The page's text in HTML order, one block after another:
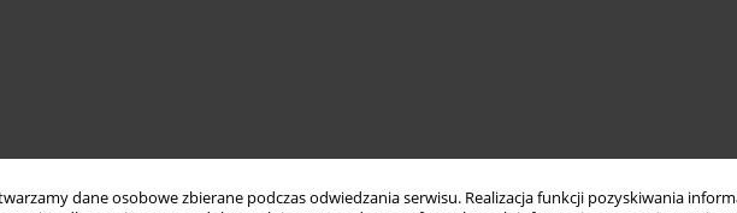
dane osobowe zbierane podczas odwiedzania serwisu. Realizacja funkcji pozyskiwania